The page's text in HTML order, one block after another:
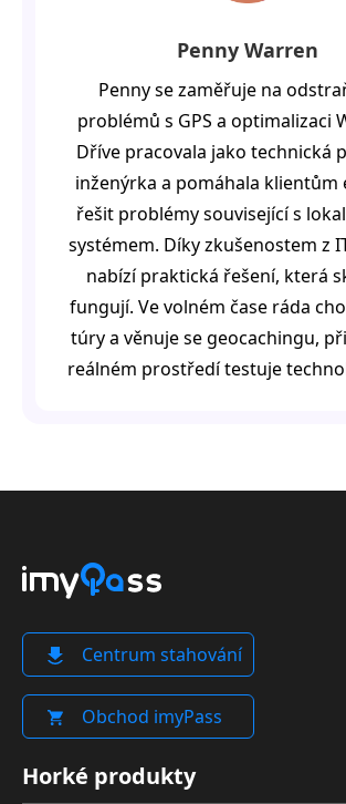
Penny Warren
Penny se zaměřuje na
problémů s GPS a optimalizaci
Dříve pracovala jako technická
inženýrka a pomáhala klientům
řešit problémy související s
systémem. Díky zkušenostem z
nabízí praktická řešení, která
fungují. Ve volném čase ráda
túry a věnuje se geocachingu,
reálném prostředí testuje
Centrum stahování
Obchod imyPass
Horké produkty